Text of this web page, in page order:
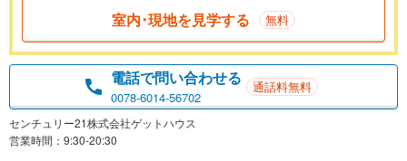
室内･現地を見学する 無料
電話で問い合わせる
0078-6014-56702
通話料無料
センチュリー21株式会社ゲットハウス
営業時間：9:30-20:30